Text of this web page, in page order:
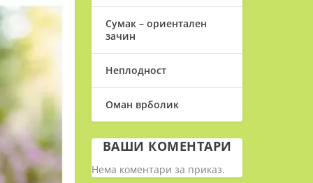
Сумак – ориентален
зачин
Неплодност
Оман врболик
ВАШИ КОМЕНТАРИ
Нема коментари за приказ.